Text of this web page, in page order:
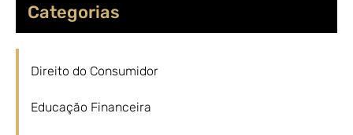
Categorias
Direito do Consumidor
Educação Financeira